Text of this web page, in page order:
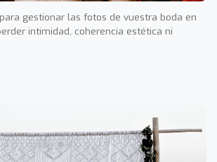
gestionar las fotos de vuestra boda en
intimidad, coherencia estética ni